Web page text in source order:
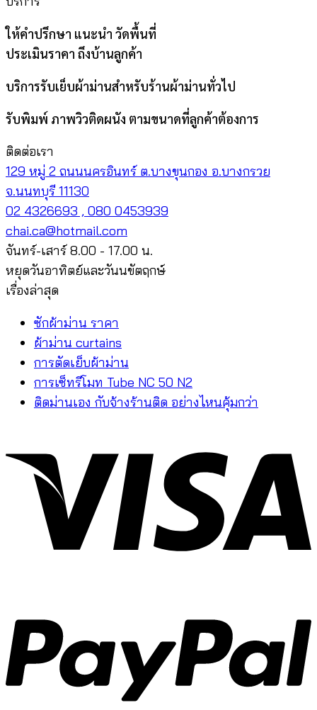
ให้คำปรึกษา แนะนำ วัดพื้นที่
ประเมินราคา ถึงบ้านลูกค้า
บริการรับเย็บผ้าม่านสำหรับร้านผ้าม่านทั่วไป
รับพิมพ์ ภาพวิวติดผนัง ตามขนาดที่ลูกค้าต้องการ
ติดต่อเรา
129 หมู่ 2 ถนนนครอินทร์ ต.บางขุนกอง อ.บางกรวย
จ.นนทบุรี 11130
02 4326693 , 080 0453939
chai.ca@hotmail.com
จันทร์-เสาร์ 8.00 - 17.00 น.
หยุดวันอาทิตย์และวันนขัตฤกษ์
เรื่องล่าสุด
ซักผ้าม่าน ราคา
ผ้าม่าน curtains
การตัดเย็บผ้าม่าน
การเซ็ทรีโมท Tube NC 50 N2
ติดม่านเอง กับจ้างร้านติด อย่างไหนคุ้มกว่า